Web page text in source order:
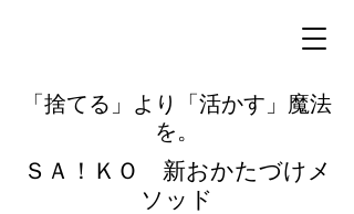
​「捨てる」より「活かす」魔法
を。
ＳＡ！ＫＯ 新おかたづけメ
ソッド